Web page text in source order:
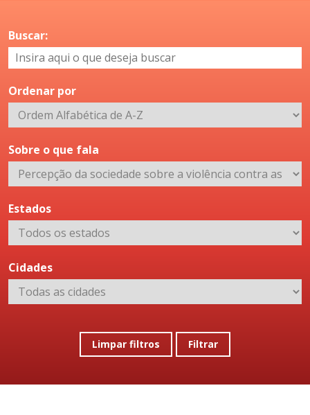
Buscar:
Ordenar por
Sobre o que fala
Estados
Cidades
Limpar filtros Filtrar